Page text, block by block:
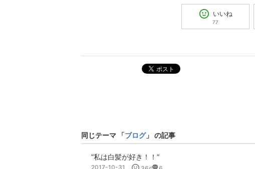
いいね
77
ポスト
同じテーマ 「ブログ」 の記事
”私は白髪が好き！！”
2017-10-31